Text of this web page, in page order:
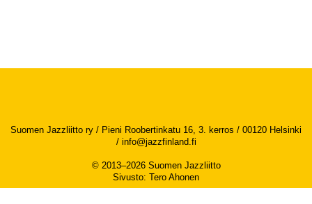
Suomen Jazzliitto ry / Pieni Roobertinkatu 16, 3. kerros / 00120 Helsinki
/ info@jazzfinland.fi
© 2013–2026 Suomen Jazzliitto
Sivusto: Tero Ahonen